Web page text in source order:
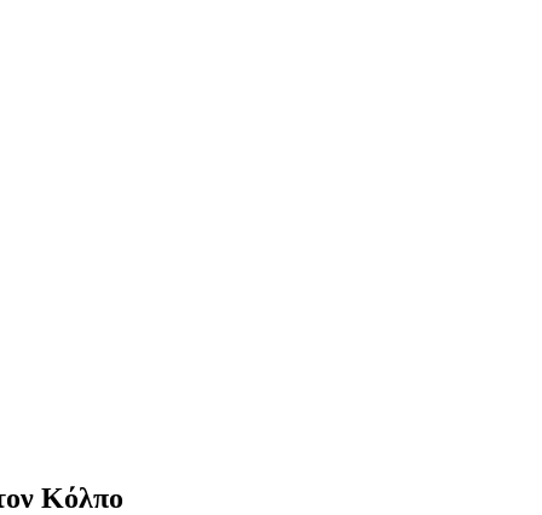
Κόλπο